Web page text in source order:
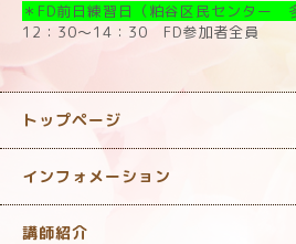
＊FD前日練習日（粕谷区民センター
12：30～14：30 FD参加者全員
トップページ
インフォメーション
講師紹介